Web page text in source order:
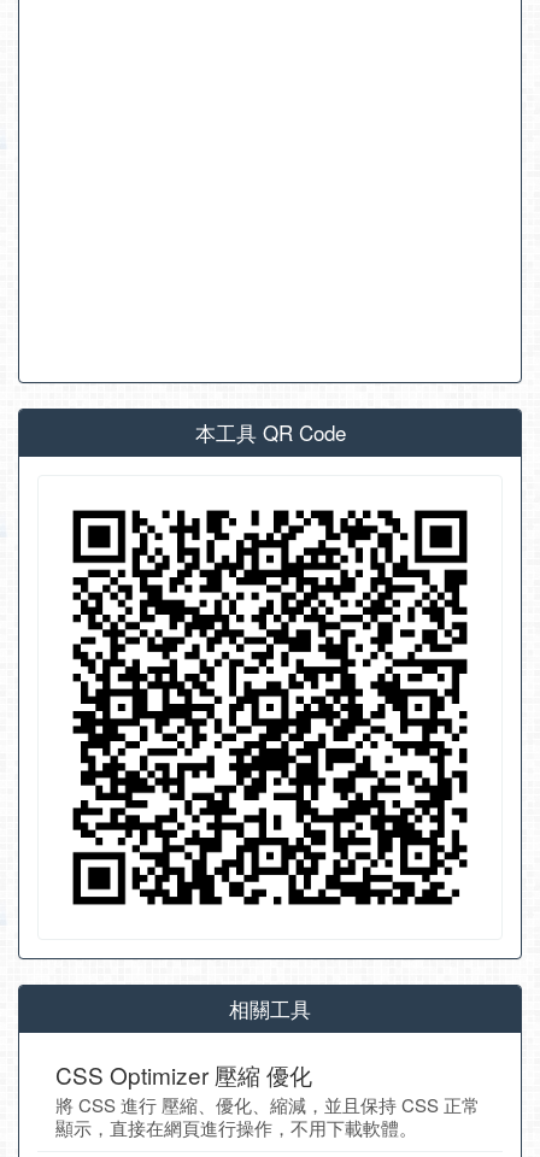
本工具 QR Code
相關工具
CSS Optimizer 壓縮 優化
將 CSS 進行 壓縮、優化、縮減，並且保持 CSS 正常
顯示，直接在網頁進行操作，不用下載軟體。